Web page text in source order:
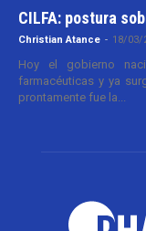
CILFA: postura
Christian Atance - 18/03/
Hoy el gobierno
farmacéuticas y ya
prontamente fue la...